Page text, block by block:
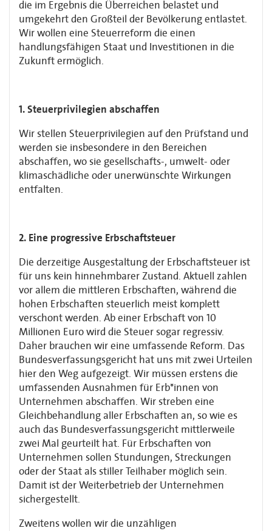
die im Ergebnis die Überreichen belastet und
umgekehrt den Großteil der Bevölkerung entlastet.
Wir wollen eine Steuerreform die einen
handlungsfähigen Staat und Investitionen in die
Zukunft ermöglich.
1. Steuerprivilegien abschaffen
Wir stellen Steuerprivilegien auf den Prüfstand und
werden sie insbesondere in den Bereichen
abschaffen, wo sie gesellschafts-, umwelt- oder
klimaschädliche oder unerwünschte Wirkungen
entfalten.
2. Eine progressive Erbschaftsteuer
Die derzeitige Ausgestaltung der Erbschaftsteuer ist
für uns kein hinnehmbarer Zustand. Aktuell zahlen
vor allem die mittleren Erbschaften, während die
hohen Erbschaften steuerlich meist komplett
verschont werden. Ab einer Erbschaft von 10
Millionen Euro wird die Steuer sogar regressiv.
Daher brauchen wir eine umfassende Reform. Das
Bundesverfassungsgericht hat uns mit zwei Urteilen
hier den Weg aufgezeigt. Wir müssen erstens die
umfassenden Ausnahmen für Erb*innen von
Unternehmen abschaffen. Wir streben eine
Gleichbehandlung aller Erbschaften an, so wie es
auch das Bundesverfassungsgericht mittlerweile
zwei Mal geurteilt hat. Für Erbschaften von
Unternehmen sollen Stundungen, Streckungen
oder der Staat als stiller Teilhaber möglich sein.
Damit ist der Weiterbetrieb der Unternehmen
sichergestellt.
Zweitens wollen wir die unzähligen